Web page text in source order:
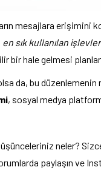
mesajlara erişimini
en sık kullanılan
bir hale gelmesi
da, bu
, sosyal medya
neler?
paylaşın ve